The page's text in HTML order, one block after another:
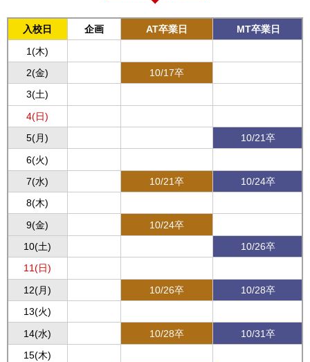
入校日 企画 AT卒業日
MT卒業日
1(木)
2(金)
10/17卒
3(土)
4(日)
5(月)
10/21卒
6(火)
7(水)
10/21卒
10/24卒
8(木)
9(金)
10/24卒
10(土)
10/26卒
11(日)
12(月)
10/26卒
10/28卒
13(火)
14(水)
10/28卒
10/31卒
15(木)